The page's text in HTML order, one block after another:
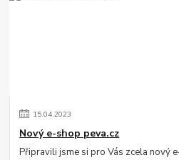
15.04.2023
Nový e-shop peva.cz
Připravili jsme si pro Vás zcela nový